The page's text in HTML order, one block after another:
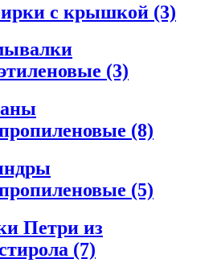
с крышкой (3)
(3)
(8)
(5)
Петри из
(7)